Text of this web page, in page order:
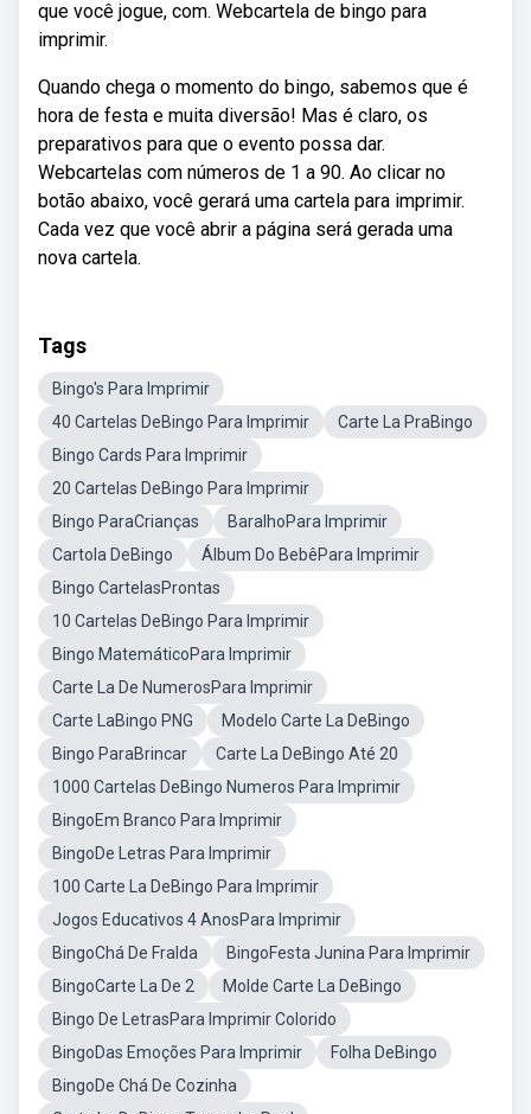
que você jogue, com. Webcartela de bingo para
imprimir.
Quando chega o momento do bingo, sabemos que é
hora de festa e muita diversão! Mas é claro, os
preparativos para que o evento possa dar.
Webcartelas com números de 1 a 90. Ao clicar no
botão abaixo, você gerará uma cartela para imprimir.
Cada vez que você abrir a página será gerada uma
nova cartela.
Tags
Bingo's Para Imprimir
40 Cartelas DeBingo Para Imprimir
Carte La PraBingo
Bingo Cards Para Imprimir
20 Cartelas DeBingo Para Imprimir
Bingo ParaCrianças
BaralhoPara Imprimir
Cartola DeBingo
Álbum Do BebêPara Imprimir
Bingo CartelasProntas
10 Cartelas DeBingo Para Imprimir
Bingo MatemáticoPara Imprimir
Carte La De NumerosPara Imprimir
Carte LaBingo PNG
Modelo Carte La DeBingo
Bingo ParaBrincar
Carte La DeBingo Até 20
1000 Cartelas DeBingo Numeros Para Imprimir
BingoEm Branco Para Imprimir
BingoDe Letras Para Imprimir
100 Carte La DeBingo Para Imprimir
Jogos Educativos 4 AnosPara Imprimir
BingoChá De Fralda
BingoFesta Junina Para Imprimir
BingoCarte La De 2
Molde Carte La DeBingo
Bingo De LetrasPara Imprimir Colorido
BingoDas Emoções Para Imprimir
Folha DeBingo
BingoDe Chá De Cozinha